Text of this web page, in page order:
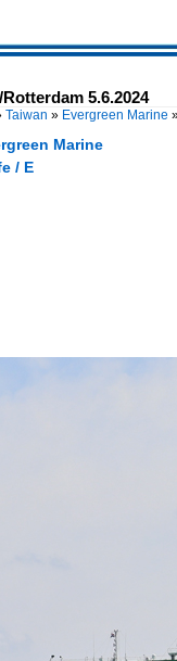
5.6.2024
Taiwan » Evergreen Marine
Marine
/ E